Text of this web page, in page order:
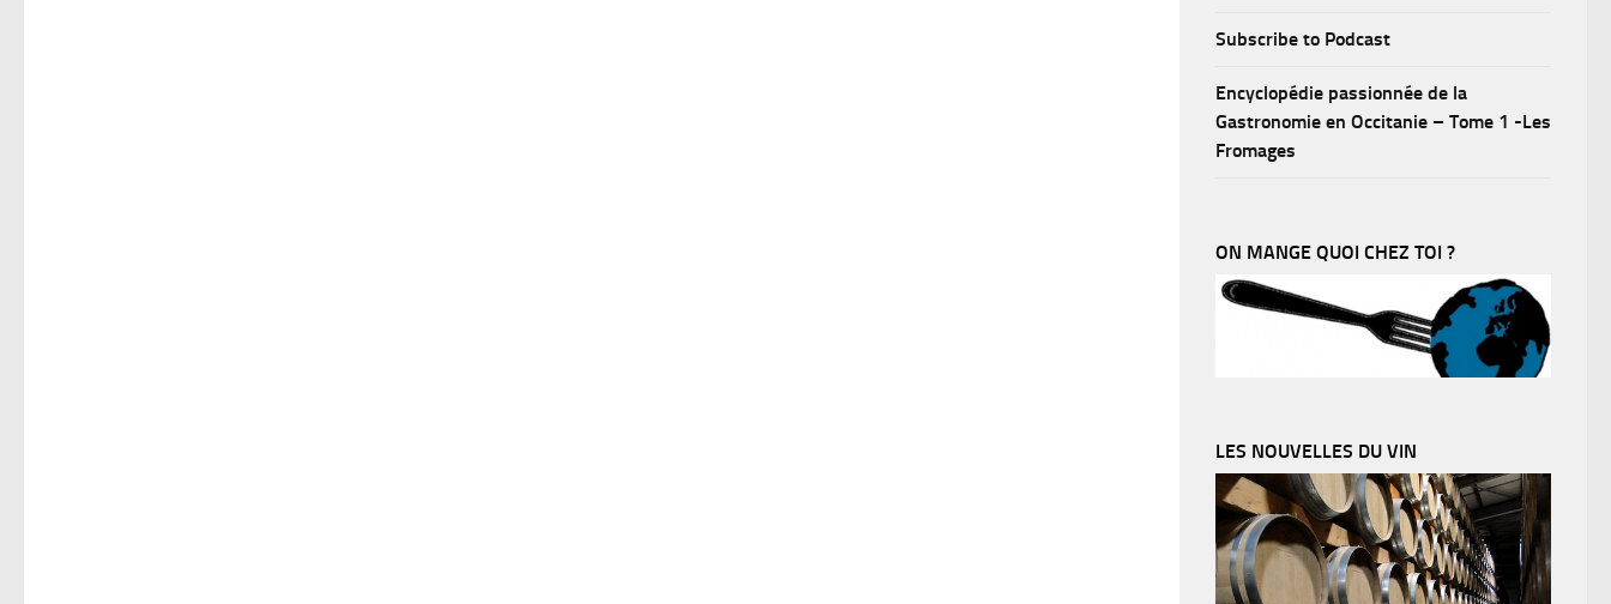
Subscribe to Podcast
Encyclopédie passionnée de la
Gastronomie en Occitanie – Tome 1 -Les
Fromages
ON MANGE QUOI CHEZ TOI ?
LES NOUVELLES DU VIN